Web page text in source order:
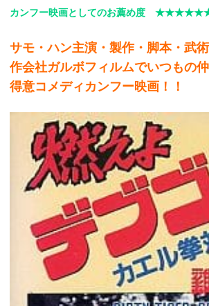
カンフー映画としてのお薦め度
サモ・ハン主演・製作・脚本・武
作会社ガルボフィルムでいつもの
得意コメディカンフー映画！！